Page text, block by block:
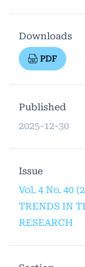
Downloads
PDF
Published
2025-12-30
Issue
Vol. 4 No. 40
TRENDS IN
RESEARCH